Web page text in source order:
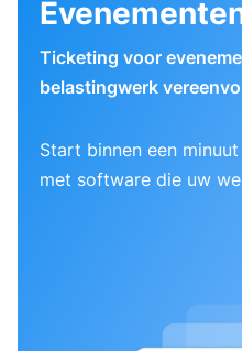
Ticketing voor
belastingwerk
Start binnen een
met software die uw